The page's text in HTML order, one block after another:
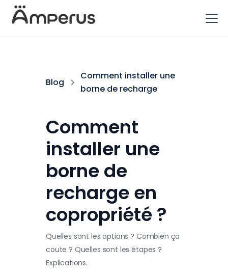
Blog
Comment installer une
borne de recharge
Comment
installer une
borne de
recharge en
copropriété ?
Quelles sont les options ? Combien ça
coute ? Quelles sont les étapes ?
Explications.